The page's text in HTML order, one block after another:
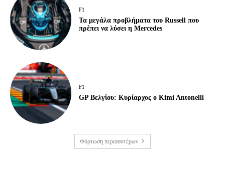
F1
Τα μεγάλα προβλήματα του Russell που
πρέπει να λύσει η Mercedes
F1
GP Βελγίου: Κυρίαρχος ο Kimi Antonelli
Φόρτωση περισσοτέρων